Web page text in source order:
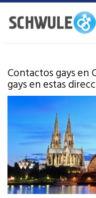
Ir
contenido
Contactos gays en
gays en estas